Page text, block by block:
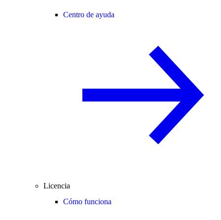
Centro de ayuda
Licencia
Cómo funciona